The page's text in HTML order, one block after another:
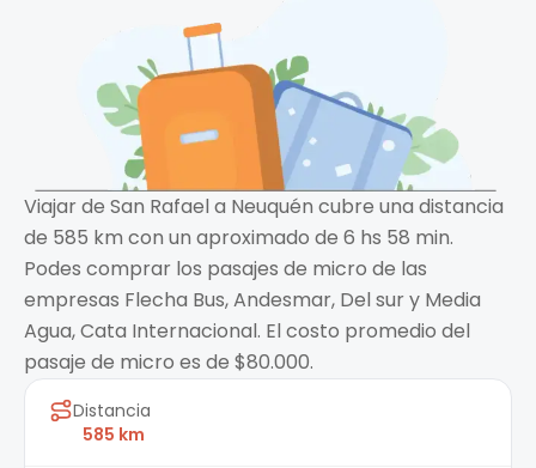
Viajar de San Rafael a Neuquén cubre una distancia
de 585 km con un aproximado de 6 hs 58 min.
Podes comprar los pasajes de micro de las
empresas Flecha Bus, Andesmar, Del sur y Media
Agua, Cata Internacional. El costo promedio del
pasaje de micro es de $80.000.
Distancia
585 km